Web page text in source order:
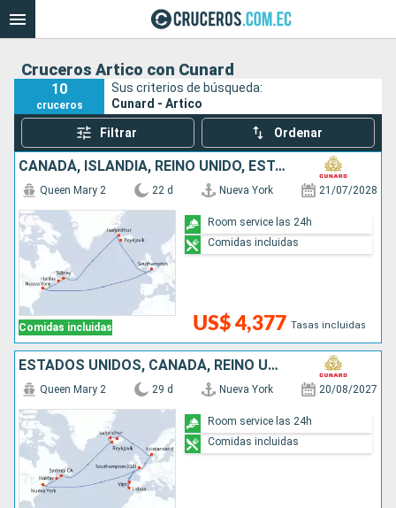
Cruceros Artico con Cunard
10
cruceros
Sus criterios de búsqueda:
Cunard - Artico
Filtrar Ordenar
CANADÁ, ISLANDIA, REINO UNIDO, ESTADOS UNIDOS
Comidas incluidas
Queen Mary 2 22 d Nueva York 21/07/2028
US$ 4,377 Tasas incluidas
Room service las 24h
Comidas incluidas
ESTADOS UNIDOS, CANADÁ, REINO UNIDO, ISLANDIA, NORUEGA, PORTUGAL, ESPAÑA
Queen Mary 2 29 d Nueva York 20/08/2027
Room service las 24h
Comidas incluidas